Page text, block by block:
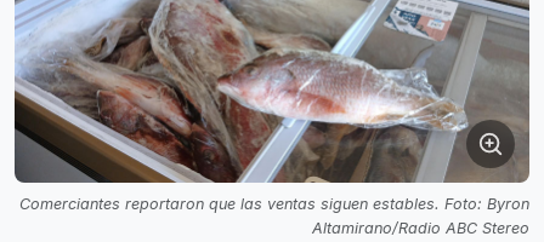
Comerciantes reportaron que las ventas siguen estables. Foto: Byron
Altamirano/Radio ABC Stereo